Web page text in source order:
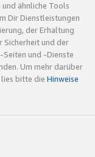
ähnliche Tools
Dir Dienstleistungen
der Erhaltung
Sicherheit und der
und -Dienste
Um mehr darüber
bitte die Hinweise